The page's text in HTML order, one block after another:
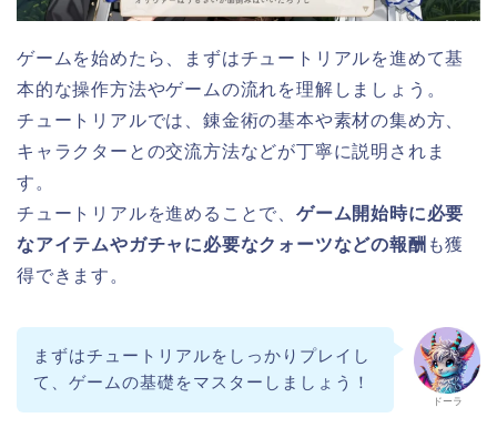
ゲームを始めたら、まずはチュートリアルを進めて基
本的な操作方法やゲームの流れを理解しましょう。
チュートリアルでは、錬金術の基本や素材の集め方、
キャラクターとの交流方法などが丁寧に説明されま
す。
チュートリアルを進めることで、 ゲーム開始時に必要
なアイテムやガチャに必要なクォーツなどの報酬 も獲
得できます。
ドーラ
まずはチュートリアルをしっかりプレイし
て、ゲームの基礎をマスターしましょう！